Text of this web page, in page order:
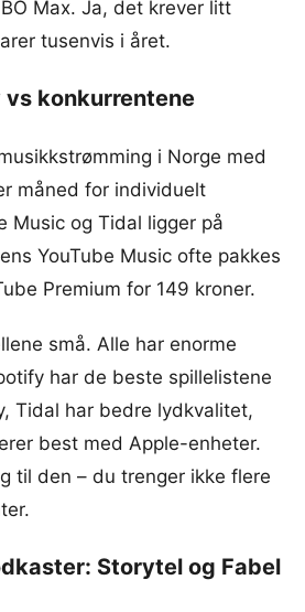
Max. Ja, det krever litt
tusenvis i året.
konkurrentene
i Norge med
måned for individuelt
Music og Tidal ligger på
YouTube Music ofte pakkes
Premium for 149 kroner.
små. Alle har enorme
har de beste spillelistene
Tidal har bedre lydkvalitet,
best med Apple-enheter.
til den – du trenger ikke flere
Storytel og Fabel